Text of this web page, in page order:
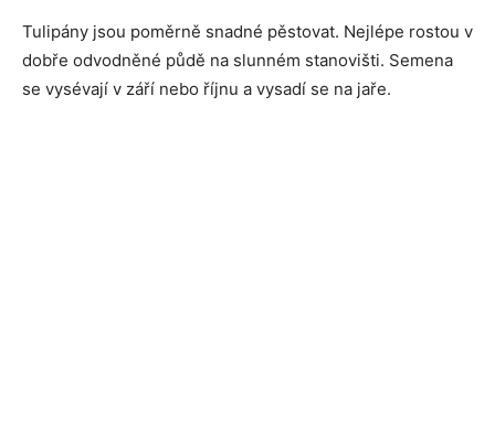
Tulipány jsou poměrně snadné pěstovat. Nejlépe rostou v
dobře odvodněné půdě na slunném stanovišti. Semena
se vysévají v září nebo říjnu a vysadí se na jaře.